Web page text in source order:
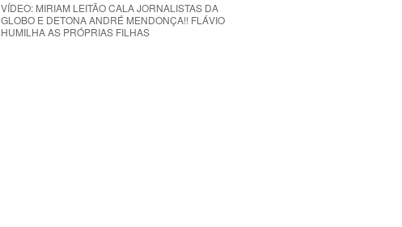
VÍDEO: MIRIAM LEITÃO CALA JORNALISTAS DA
GLOBO E DETONA ANDRÉ MENDONÇA!! FLÁVIO
HUMILHA AS PRÓPRIAS FILHAS